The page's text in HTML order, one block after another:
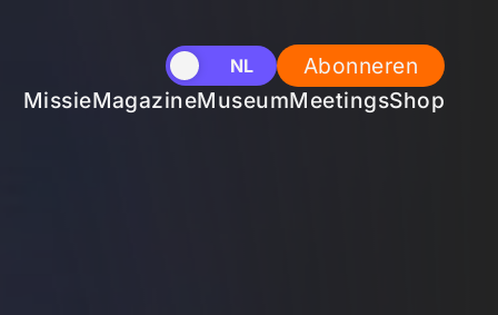
EN NL
Abonneren
MissieMagazineMuseumMeetingsShop